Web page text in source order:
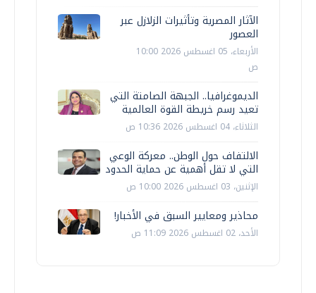
الآثار المصرية وتأثيرات الزلازل عبر
العصور
الأربعاء، 05 اغسطس 2026 10:00
ص
الديموغرافيا.. الجبهة الصامتة التي
تعيد رسم خريطة القوة العالمية
الثلاثاء، 04 اغسطس 2026 10:36 ص
الالتفاف حول الوطن.. معركة الوعي
التي لا تقل أهمية عن حماية الحدود
الإثنين، 03 اغسطس 2026 10:00 ص
محاذير ومعايير السبق في الأخبار!
الأحد، 02 اغسطس 2026 11:09 ص